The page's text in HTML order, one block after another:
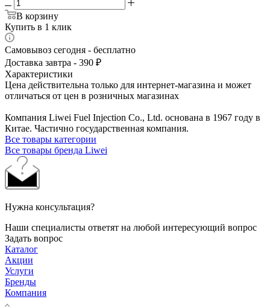
В корзину
Купить в 1 клик
Самовывоз сегодня - бесплатно
Доставка завтра - 390 ₽
Характеристики
Цена действительна только для интернет-магазина и может
отличаться от цен в розничных магазинах
Компания Liwei Fuel Injection Co., Ltd. основана в 1967 году в
Китае. Частично государственная компания.
Все товары категории
Все товары бренда Liwei
Нужна консультация?
Наши специалисты ответят на любой интересующий вопрос
Задать вопрос
Каталог
Акции
Услуги
Бренды
Компания